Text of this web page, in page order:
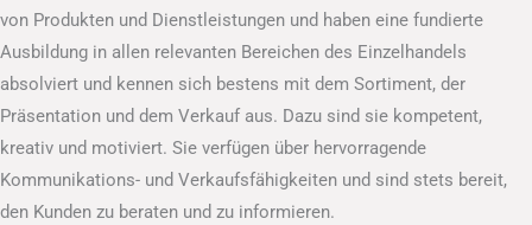
von Produkten und Dienstleistungen und haben eine fundierte
Ausbildung in allen relevanten Bereichen des Einzelhandels
absolviert und kennen sich bestens mit dem Sortiment, der
Präsentation und dem Verkauf aus. Dazu sind sie kompetent,
kreativ und motiviert. Sie verfügen über hervorragende
Kommunikations- und Verkaufsfähigkeiten und sind stets bereit,
den Kunden zu beraten und zu informieren.